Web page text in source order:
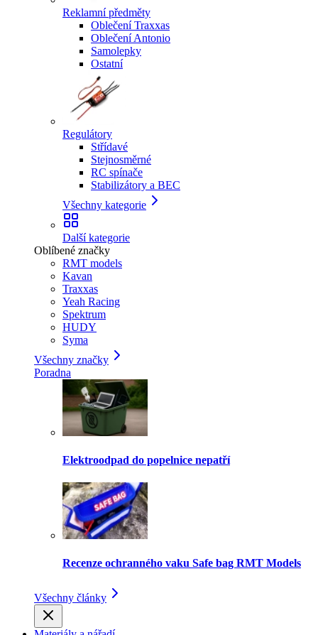
Reklamní předměty
Oblečení Traxxas
Oblečení Antonio
Samolepky
Ostatní
Regulátory
Střídavé
Stejnosměrné
RC spínače
Stabilizátory a BEC
Všechny kategorie
Další kategorie
Oblíbené značky
RMT models
Kavan
Traxxas
Yeah Racing
Spektrum
HUDY
Syma
Všechny značky
Poradna
Elektroodpad do popelnice nepatří
Recenze ochranného vaku Safe bag RMT Models
Všechny články